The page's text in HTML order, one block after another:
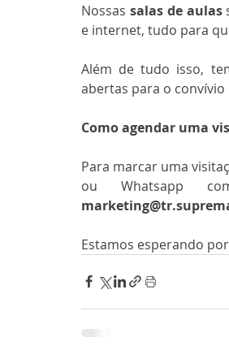
Nossas salas de aulas
e internet, tudo para
Além de tudo isso,
abertas para o
Como agendar uma
Para marcar uma
ou Whatsapp
Estamos esperando